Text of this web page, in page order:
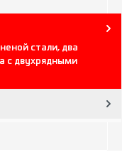
стали, два
с двухрядными